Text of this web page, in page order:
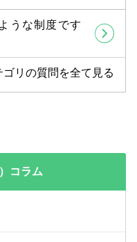
うな制度です
ゴリの質問を全て見る
コラム